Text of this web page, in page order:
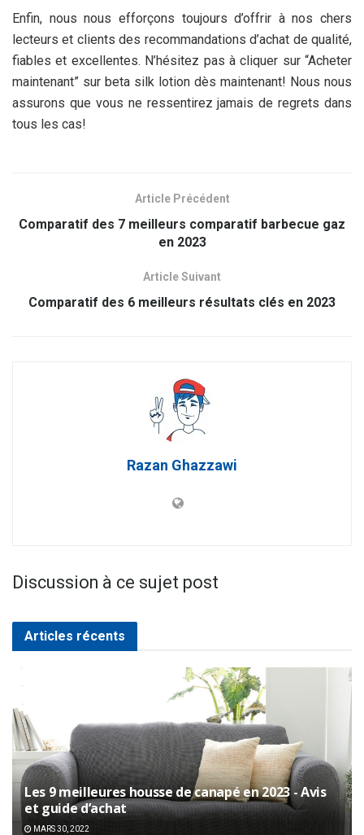
Enfin, nous nous efforçons toujours d’offrir à nos chers
lecteurs et clients des recommandations d’achat de qualité,
fiables et excellentes. N’hésitez pas à cliquer sur “Acheter
maintenant” sur beta silk lotion dès maintenant! Nous nous
assurons que vous ne ressentirez jamais de regrets dans
tous les cas!
Article Précédent
Comparatif des 7 meilleurs comparatif barbecue gaz
en 2023
Article Suivant
Comparatif des 6 meilleurs résultats clés en 2023
Razan Ghazzawi
Discussion à ce sujet post
Articles récents
Les 9 meilleures housse de canapé en 2023 - Avis
et guide d’achat
MARS 30, 2022